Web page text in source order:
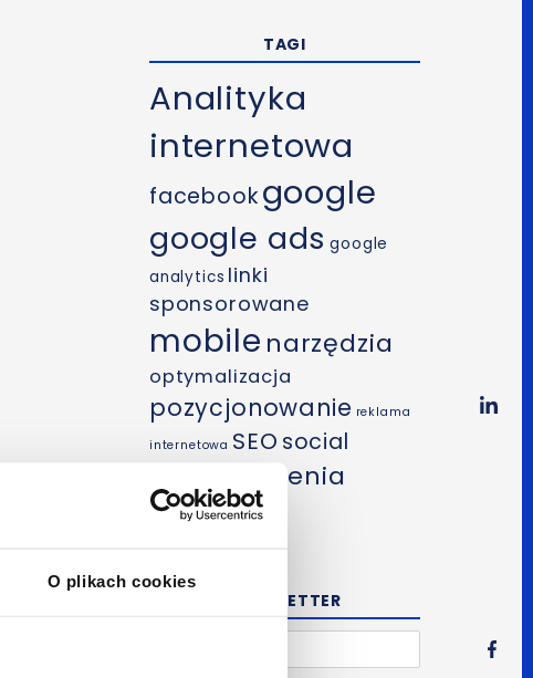
O plikach cookies
TAGI
Analityka
internetowa
facebookgoogle
google ads google
analytics linki
sponsorowane
mobile narzędzia
optymalizacja
pozycjonowanie reklama
internetowa SEO social
szkolenia
wideo
NEWSLETTER